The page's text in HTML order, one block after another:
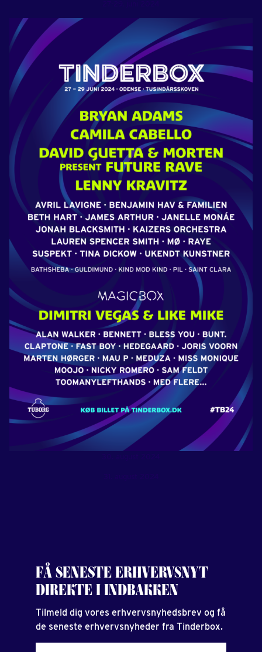
FÅ SENESTE ERHVERVSNYT
DIREKTE I INDBAKKEN
Tilmeld dig vores erhvervsnyhedsbrev og få
de seneste erhvervsnyheder fra Tinderbox.